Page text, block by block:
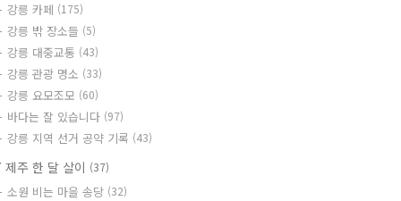
강릉 카페 (175)
강릉 밖 장소들 (5)
강릉 대중교통 (43)
강릉 관광 명소 (33)
강릉 요모조모 (60)
바다는 잘 있습니다 (97)
강릉 지역 선거 공약 기록 (43)
제주 한 달 살이 (37)
소원 비는 마을 송당 (32)